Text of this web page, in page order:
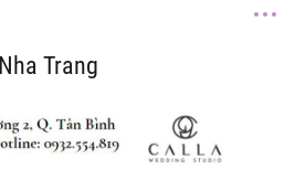
Trang